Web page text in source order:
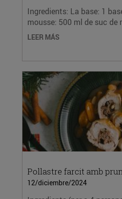
Ingredients: La base: 1
mousse: 500 ml de suc de
LEER MÁS
Pollastre farcit amb
12/diciembre/2024